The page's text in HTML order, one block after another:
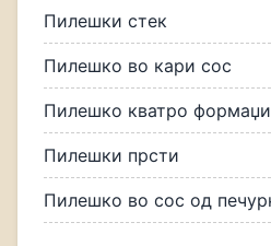
Пилешки стек
Пилешко во кари сос
Пилешко кватро формаџи
Пилешки прсти
Пилешко во сос од